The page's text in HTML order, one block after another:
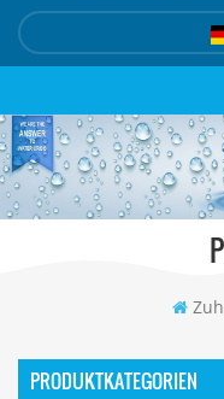
PRODUKTKATEGORIEN